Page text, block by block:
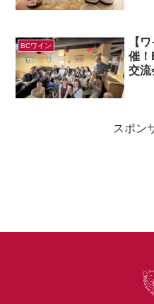
BCワイン
【
催！
交流
スポン